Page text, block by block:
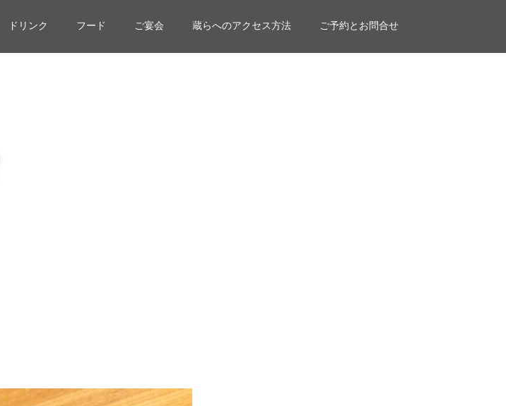
ドリンク フード ご宴会 蔵らへのアクセス方法 ご予約とお問合せ